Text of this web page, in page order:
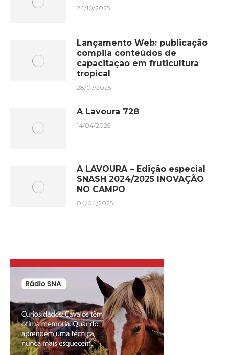
24/10/2025
Lançamento Web: publicação
compila conteúdos de
capacitação em fruticultura
tropical
28/07/2025
A Lavoura 728
14/04/2025
A LAVOURA – Edição especial
SNASH 2024/2025 INOVAÇÃO
NO CAMPO
04/04/2025